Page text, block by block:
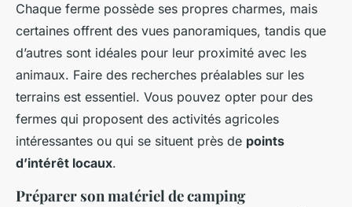
Chaque ferme possède ses propres charmes, mais
certaines offrent des vues panoramiques, tandis que
d’autres sont idéales pour leur proximité avec les
animaux. Faire des recherches préalables sur les
terrains est essentiel. Vous pouvez opter pour des
fermes qui proposent des activités agricoles
intéressantes ou qui se situent près de points
d’intérêt locaux.
Préparer son matériel de camping